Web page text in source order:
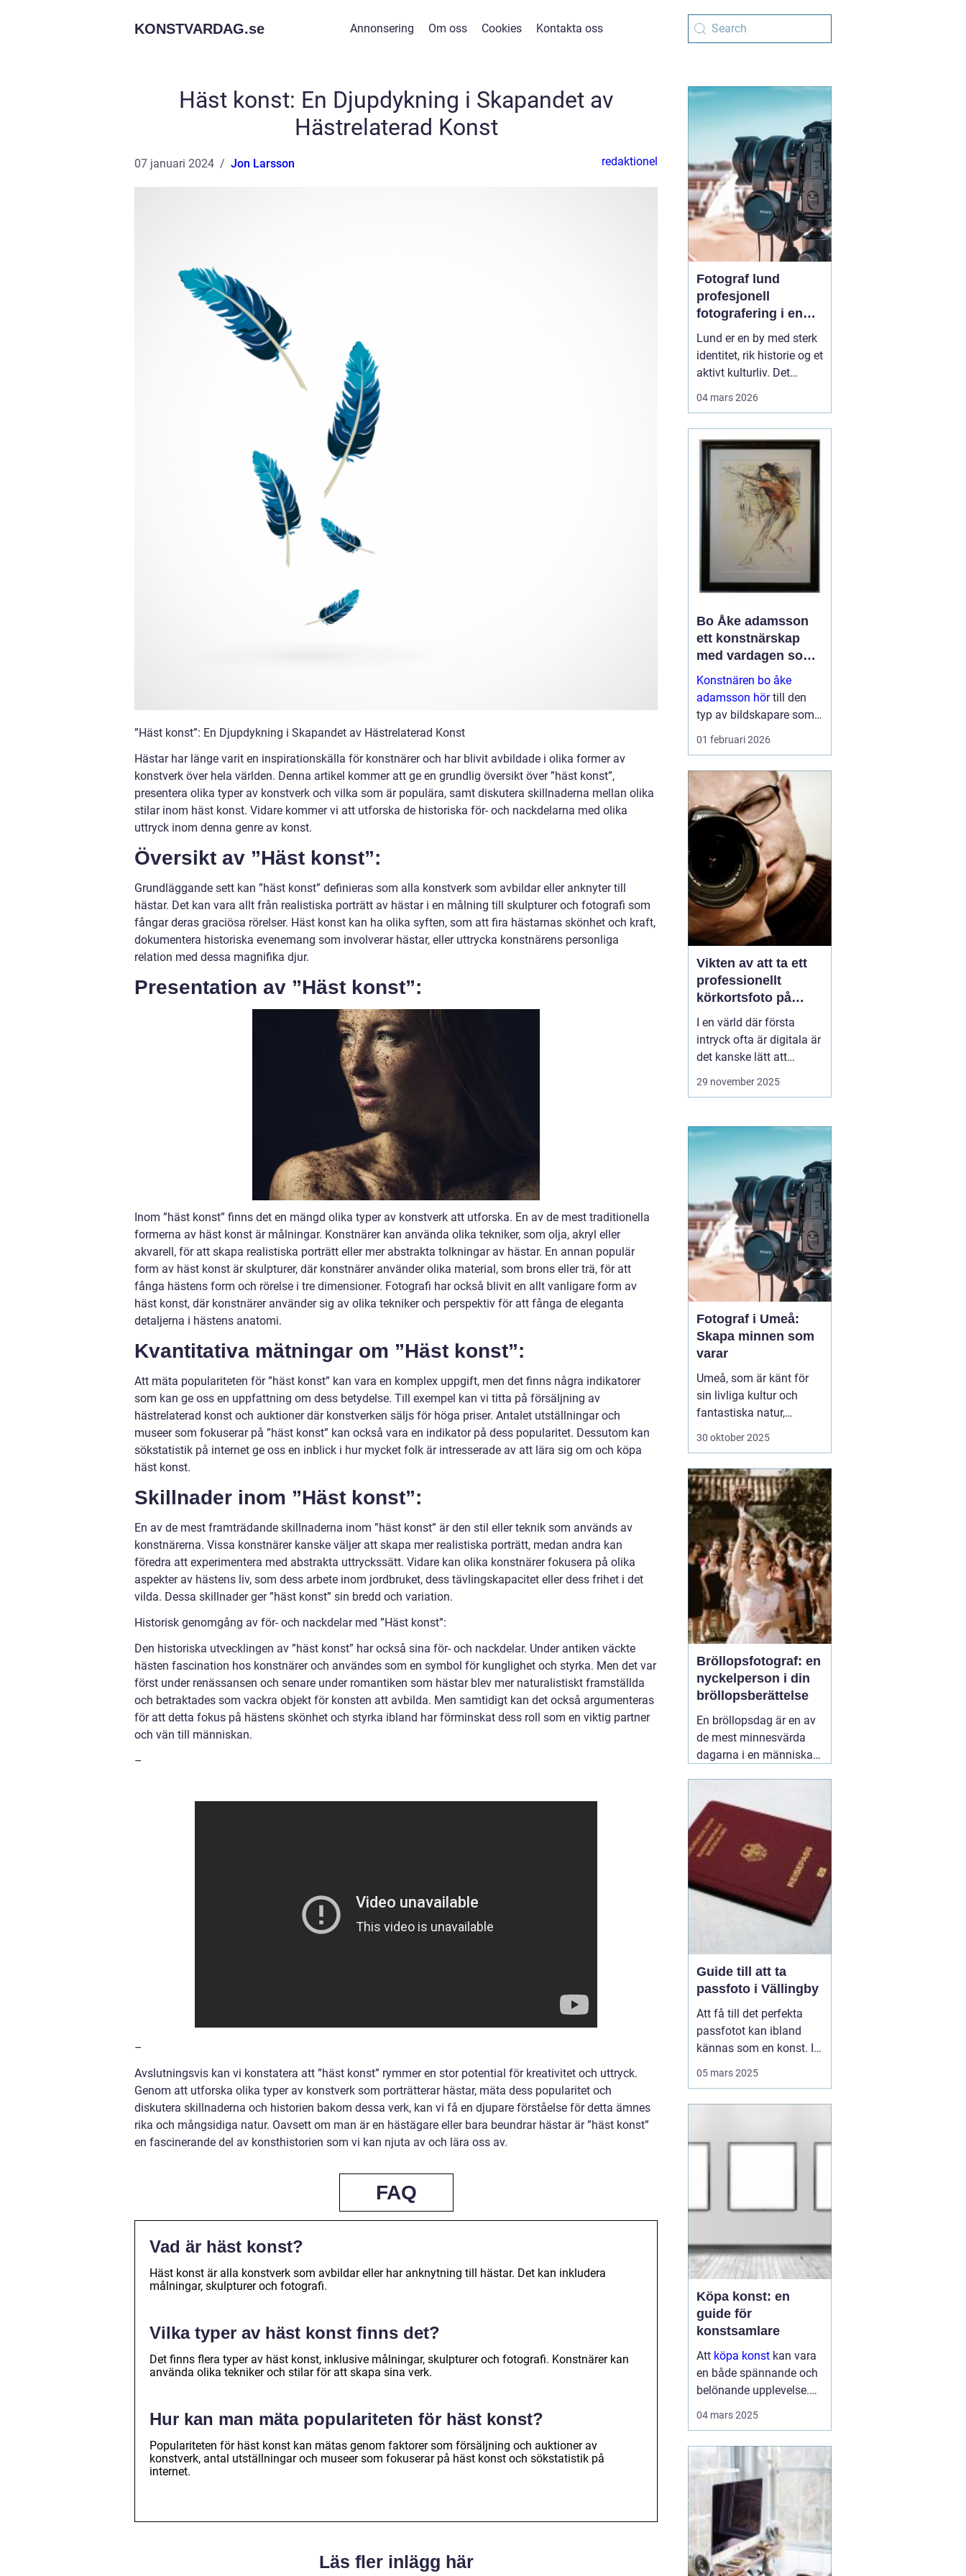
KONSTVARDAG.se Annonsering Om oss Cookies Kontakta oss
Häst konst: En Djupdykning i Skapandet av
Hästrelaterad Konst
07 januari 2024 Jon Larsson redaktionel
”Häst konst”: En Djupdykning i Skapandet av Hästrelaterad Konst
Hästar har länge varit en inspirationskälla för konstnärer och har blivit avbildade i olika former av
konstverk över hela världen. Denna artikel kommer att ge en grundlig översikt över ”häst konst”,
presentera olika typer av konstverk och vilka som är populära, samt diskutera skillnaderna mellan olika
stilar inom häst konst. Vidare kommer vi att utforska de historiska för- och nackdelarna med olika
uttryck inom denna genre av konst.
Översikt av ”Häst konst”:
Grundläggande sett kan ”häst konst” definieras som alla konstverk som avbildar eller anknyter till
hästar. Det kan vara allt från realistiska porträtt av hästar i en målning till skulpturer och fotografi som
fångar deras graciösa rörelser. Häst konst kan ha olika syften, som att fira hästarnas skönhet och kraft,
dokumentera historiska evenemang som involverar hästar, eller uttrycka konstnärens personliga
relation med dessa magnifika djur.
Presentation av ”Häst konst”:
Inom ”häst konst” finns det en mängd olika typer av konstverk att utforska. En av de mest traditionella
formerna av häst konst är målningar. Konstnärer kan använda olika tekniker, som olja, akryl eller
akvarell, för att skapa realistiska porträtt eller mer abstrakta tolkningar av hästar. En annan populär
form av häst konst är skulpturer, där konstnärer använder olika material, som brons eller trä, för att
fånga hästens form och rörelse i tre dimensioner. Fotografi har också blivit en allt vanligare form av
häst konst, där konstnärer använder sig av olika tekniker och perspektiv för att fånga de eleganta
detaljerna i hästens anatomi.
Kvantitativa mätningar om ”Häst konst”:
Att mäta populariteten för ”häst konst” kan vara en komplex uppgift, men det finns några indikatorer
som kan ge oss en uppfattning om dess betydelse. Till exempel kan vi titta på försäljning av
hästrelaterad konst och auktioner där konstverken säljs för höga priser. Antalet utställningar och
museer som fokuserar på ”häst konst” kan också vara en indikator på dess popularitet. Dessutom kan
sökstatistik på internet ge oss en inblick i hur mycket folk är intresserade av att lära sig om och köpa
häst konst.
Skillnader inom ”Häst konst”:
En av de mest framträdande skillnaderna inom ”häst konst” är den stil eller teknik som används av
konstnärerna. Vissa konstnärer kanske väljer att skapa mer realistiska porträtt, medan andra kan
föredra att experimentera med abstrakta uttryckssätt. Vidare kan olika konstnärer fokusera på olika
aspekter av hästens liv, som dess arbete inom jordbruket, dess tävlingskapacitet eller dess frihet i det
vilda. Dessa skillnader ger ”häst konst” sin bredd och variation.
Historisk genomgång av för- och nackdelar med ”Häst konst”:
Den historiska utvecklingen av ”häst konst” har också sina för- och nackdelar. Under antiken väckte
hästen fascination hos konstnärer och användes som en symbol för kunglighet och styrka. Men det var
först under renässansen och senare under romantiken som hästar blev mer naturalistiskt framställda
och betraktades som vackra objekt för konsten att avbilda. Men samtidigt kan det också argumenteras
för att detta fokus på hästens skönhet och styrka ibland har förminskat dess roll som en viktig partner
och vän till människan.
–
–
Avslutningsvis kan vi konstatera att ”häst konst” rymmer en stor potential för kreativitet och uttryck.
Genom att utforska olika typer av konstverk som porträtterar hästar, mäta dess popularitet och
diskutera skillnaderna och historien bakom dessa verk, kan vi få en djupare förståelse för detta ämnes
rika och mångsidiga natur. Oavsett om man är en hästägare eller bara beundrar hästar är ”häst konst”
en fascinerande del av konsthistorien som vi kan njuta av och lära oss av.
FAQ
Vad är häst konst?
Häst konst är alla konstverk som avbildar eller har anknytning till hästar. Det kan inkludera
målningar, skulpturer och fotografi.
Vilka typer av häst konst finns det?
Det finns flera typer av häst konst, inklusive målningar, skulpturer och fotografi. Konstnärer kan
använda olika tekniker och stilar för att skapa sina verk.
Hur kan man mäta populariteten för häst konst?
Populariteten för häst konst kan mätas genom faktorer som försäljning och auktioner av
konstverk, antal utställningar och museer som fokuserar på häst konst och sökstatistik på
internet.
Läs fler inlägg här
Fotograf lund
profesjonell
fotografering i en
levende
universitetsby
Lund er en by med sterk
identitet, rik historie og et
aktivt kulturliv. Det
kunstneriske portretter
og reklamebilder til
landbruksfoto og
dokumentasjon av
forskning. Når bedrifter,
04 mars 2026
Bo Åke adamsson
ett konstnärskap
med vardagen som
scen
Konstnären bo åke
adamsson hörtill den
typ av bildskapare som
ofta upptäcks av en
galleriutställning eller
bland hundratals namn i
en webbutik. När blicken
väl fastnar st...
01 februari 2026
Vikten av att ta ett
professionellt
körkortsfoto på
Östermalm
I en värld där första
intryck ofta är digitala är
det kanske lätt att
glömma bort vikten av
en viktig del av vår
identitet. Ett k&o...
29 november 2025
Fotograf i Umeå:
Skapa minnen som
varar
Umeå, som är känt för
sin livliga kultur och
fantastiska natur,
erbjuder många tillfällen
staden för att utforska
dess kulturella
evenemang eller de
vackra norrlands...
30 oktober 2025
Bröllopsfotograf: en
nyckelperson i din
bröllopsberättelse
En bröllopsdag är en av
de mest minnesvärda
dagarna i en människas
känslosamma stunder
som man vill för evigt
bevara i minnet.
september 2025
Guide till att ta
passfoto i Vällingby
Att få till det perfekta
passfotot kan ibland
kännas som en konst. I
rät...
05 mars 2025
Köpa konst: en
guide för
konstsamlare
Att köpa konst kan vara
en både spännande och
belönande upplevelse.
att investera i något som
u...
04 mars 2025